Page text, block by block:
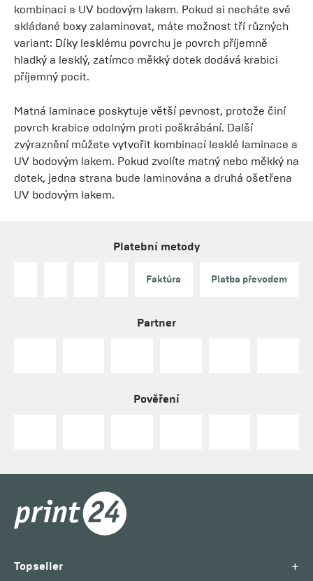
kombinaci s UV bodovým lakem. Pokud si necháte své
skládané boxy zalaminovat, máte možnost tří různých
variant: Díky lesklému povrchu je povrch příjemně
hladký a lesklý, zatímco měkký dotek dodává krabici
příjemný pocit.
Matná laminace poskytuje větší pevnost, protože činí
povrch krabice odolným proti poškrábání. Další
zvýraznění můžete vytvořit kombinací lesklé laminace s
UV bodovým lakem. Pokud zvolíte matný nebo měkký na
dotek, jedna strana bude laminována a druhá ošetřena
UV bodovým lakem.
Platební metody
Faktúra Platba převodem
Partner
Pověření
Topseller +